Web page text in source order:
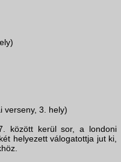
verseny, 3. hely)
között kerül sor, a londoni
helyezett válogatottja jut ki,